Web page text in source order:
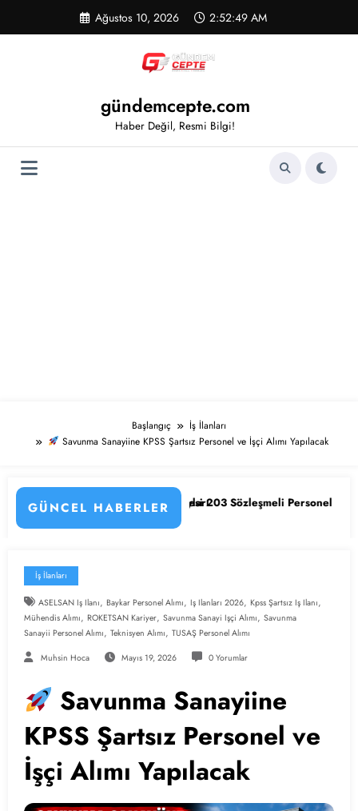
Ağustos 10, 2026 2:52:50 AM
gündemcepte.com
Haber Değil, Resmi Bilgi!
Başlangıç
İş İlanları
Savunma Sanayiine KPSS Şartsız Personel ve İşçi Alımı Yapılacak
GÜNCEL HABERLER
Detayları203 Sözleşmeli Personel Alımı Başladı! İşte Kadrolar,
KPSS’li ve KPSS’siz
İş İlanları
ASELSAN Iş Ilanı, Baykar Personel Alımı, Iş Ilanları 2026, Kpss Şartsız Iş Ilanı,
Mühendis Alımı, ROKETSAN Kariyer, Savunma Sanayi Işçi Alımı, Savunma
Sanayii Personel Alımı, Teknisyen Alımı, TUSAŞ Personel Alımı
Muhsin Hoca Mayıs 19, 2026 0 Yorumlar
Savunma Sanayiine
KPSS Şartsız Personel ve
İşçi Alımı Yapılacak